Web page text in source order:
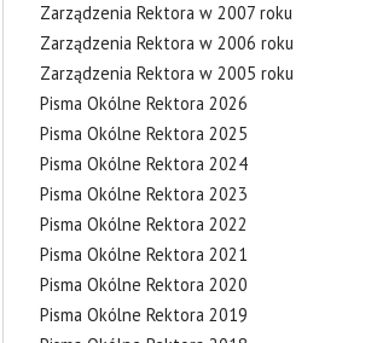
Zarządzenia Rektora w 2007 roku
Zarządzenia Rektora w 2006 roku
Zarządzenia Rektora w 2005 roku
Pisma Okólne Rektora 2026
Pisma Okólne Rektora 2025
Pisma Okólne Rektora 2024
Pisma Okólne Rektora 2023
Pisma Okólne Rektora 2022
Pisma Okólne Rektora 2021
Pisma Okólne Rektora 2020
Pisma Okólne Rektora 2019